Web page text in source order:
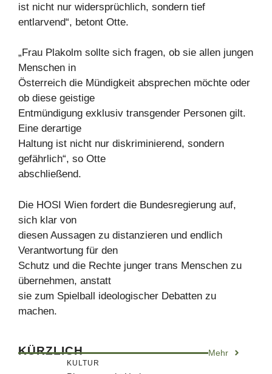
ist nicht nur widersprüchlich, sondern tief
entlarvend“, betont Otte.
„Frau Plakolm sollte sich fragen, ob sie allen jungen
Menschen in
Österreich die Mündigkeit absprechen möchte oder
ob diese geistige
Entmündigung exklusiv transgender Personen gilt.
Eine derartige
Haltung ist nicht nur diskriminierend, sondern
gefährlich“, so Otte
abschließend.
Die HOSI Wien fordert die Bundesregierung auf,
sich klar von
diesen Aussagen zu distanzieren und endlich
Verantwortung für den
Schutz und die Rechte junger trans Menschen zu
übernehmen, anstatt
sie zum Spielball ideologischer Debatten zu
machen.
KÜRZLICH Mehr
KULTUR